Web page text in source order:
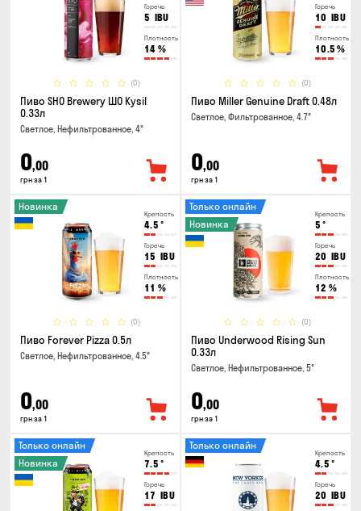
Горечь
5 IBU
Плотность
14 %
(0)
Пиво SHO Brewery ШО Kysil
0.33л
Светлое, Нефильтрованное, 4°
0,00
грн за 1
Горечь
10 IBU
Плотность
10.5 %
(0)
Пиво Miller Genuine Draft 0.48л
Светлое, Фильтрованное, 4.7°
0,00
грн за 1
Крепость
4.5 °
Горечь
15 IBU
Плотность
11 %
(0)
Новинка
Пиво Forever Pizza 0.5л
Светлое, Нефильтрованное, 4.5°
0,00
грн за 1
Крепость
5 °
Горечь
20 IBU
Плотность
12 %
(0)
Только онлайн
Новинка
Пиво Underwood Rising Sun
0.33л
Светлое, Нефильтрованное, 5°
0,00
грн за 1
Крепость
7.5 °
Горечь
17 IBU
Только онлайн
Новинка
Крепость
4.5 °
Горечь
20 IBU
Только онлайн